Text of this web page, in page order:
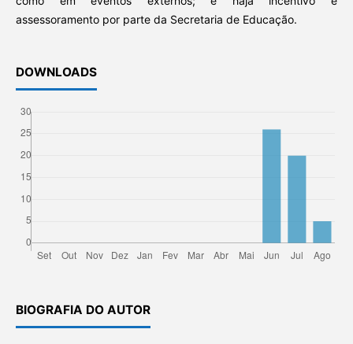
assessoramento por parte da Secretaria de Educação.
DOWNLOADS
BIOGRAFIA DO AUTOR